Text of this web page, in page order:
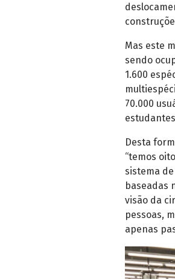
Mas este
sendo
1.600
70.000
Desta
“temos
sistema
baseadas
visão da
pessoas,
apenas